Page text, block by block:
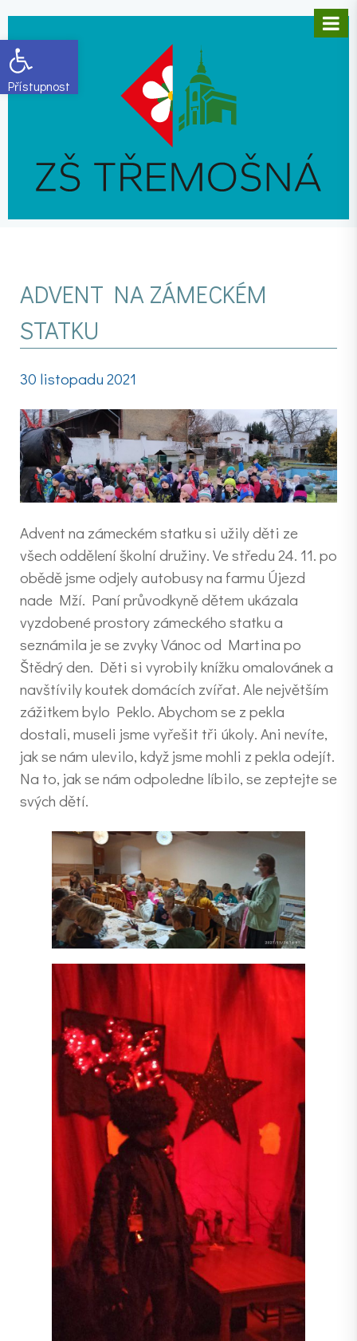
Open toolbar
ADVENT NA ZÁMECKÉM
STATKU
30 listopadu 2021
Advent na zámeckém statku si užily děti ze
všech oddělení školní družiny. Ve středu 24. 11. po
obědě jsme odjely autobusy na farmu Újezd
nade Mží. Paní průvodkyně dětem ukázala
vyzdobené prostory zámeckého statku a
seznámila je se zvyky Vánoc od Martina po
Štědrý den. Děti si vyrobily knížku omalovánek a
navštívily koutek domácích zvířat. Ale největším
zážitkem bylo Peklo. Abychom se z pekla
dostali, museli jsme vyřešit tři úkoly. Ani nevíte,
jak se nám ulevilo, když jsme mohli z pekla odejít.
Na to, jak se nám odpoledne líbilo, se zeptejte se
svých dětí.